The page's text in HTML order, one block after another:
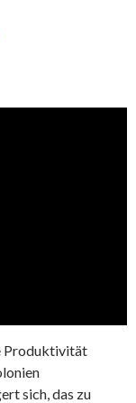
Produktivität
sich, das zu